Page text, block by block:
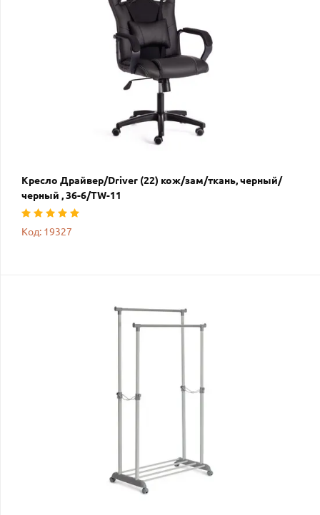
Кресло Драйвер/Driver (22) кож/зам/ткань, черный/
черный , 36-6/TW-11
Код: 19327